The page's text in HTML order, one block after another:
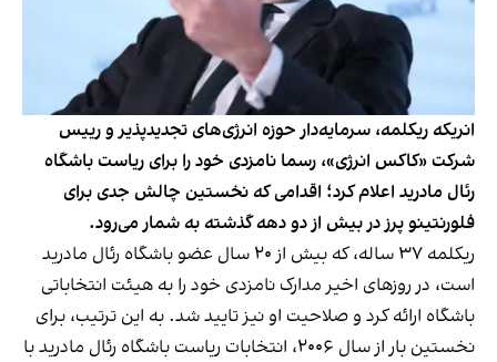
انریکه ریکلمه، سرمایه‌دار حوزه انرژی‌های تجدیدپذیر و رییس
شرکت «کاکس انرژی»، رسما نامزدی خود را برای ریاست باشگاه
رئال مادرید اعلام کرد؛ اقدامی که نخستین چالش جدی برای
فلورنتینو پرز در بیش از دو دهه گذشته به شمار می‌رود.
ریکلمه ۳۷ ساله، که بیش از ۲۰ سال عضو باشگاه رئال مادرید
است، در روزهای اخیر مدارک نامزدی خود را به هیئت انتخاباتی
باشگاه ارائه کرد و صلاحیت او نیز تایید شد. به این ترتیب، برای
نخستین بار از سال ۲۰۰۶، انتخابات ریاست باشگاه رئال مادرید با